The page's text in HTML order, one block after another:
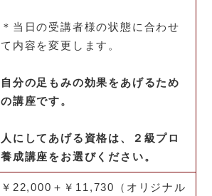
＊当日の受講者様の状態に合わせ
て内容を変更します。
自分の足もみの効果をあげるため
の講座です。
人にしてあげる資格は、２級プロ
養成講座をお選びください。
￥22,000＋￥11,730（オリジナル